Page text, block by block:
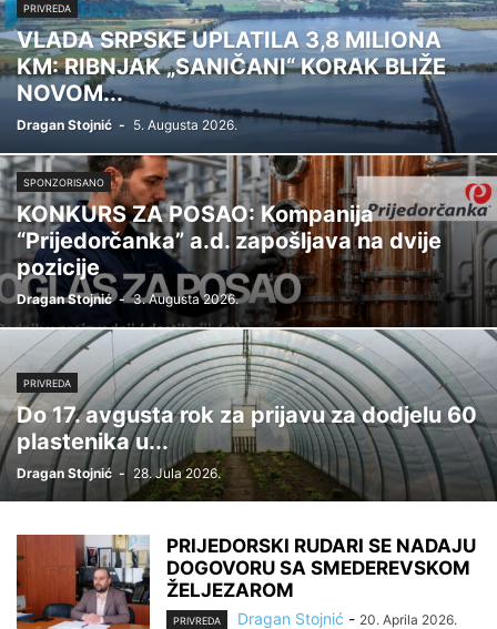
PRIVREDA
VLADA SRPSKE UPLATILA 3,8 MILIONA
KM: RIBNJAK „SANIČANI“ KORAK BLIŽE
NOVOM...
Dragan Stojnić - 5. Augusta 2026.
SPONZORISANO
KONKURS ZA POSAO: Kompanija
“Prijedorčanka” a.d. zapošljava na dvije
pozicije
Dragan Stojnić - 3. Augusta 2026.
PRIVREDA
Do 17. avgusta rok za prijavu za dodjelu 60
plastenika u...
Dragan Stojnić - 28. Jula 2026.
PRIJEDORSKI RUDARI SE NADAJU
DOGOVORU SA SMEDEREVSKOM
ŽELJEZAROM
PRIVREDA Dragan Stojnić - 20. Aprila 2026.